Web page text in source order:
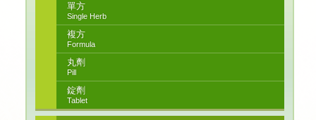
單方
Single Herb
複方
Formula
丸劑
Pill
錠劑
Tablet